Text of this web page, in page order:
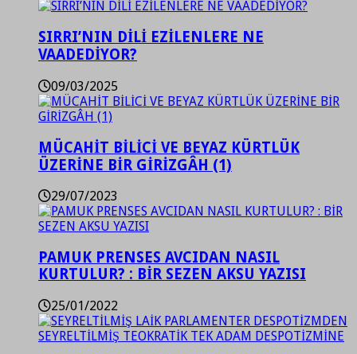
SIRRI’NIN DİLİ EZİLENLERE NE
VAADEDİYOR?
09/03/2025
MÜCAHİT BİLİCİ VE BEYAZ KÜRTLÜK
ÜZERİNE BİR GİRİZGÂH (1)
29/07/2023
PAMUK PRENSES AVCIDAN NASIL
KURTULUR? : BİR SEZEN AKSU YAZISI
25/01/2022